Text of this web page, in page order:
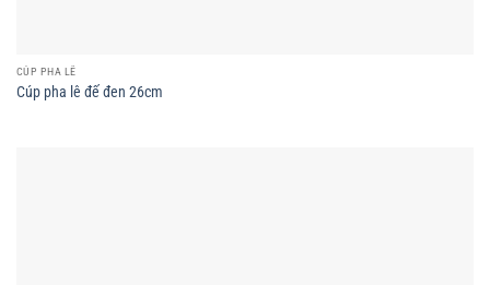
CÚP PHA LÊ
Cúp pha lê đế đen 26cm